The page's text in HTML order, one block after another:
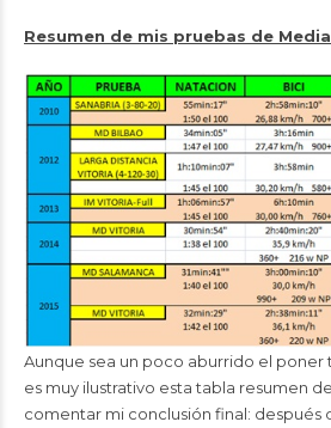
Resumen de mis pruebas de
Aunque sea un poco aburrido el poner
es muy ilustrativo esta tabla resumen
comentar mi conclusión final: después